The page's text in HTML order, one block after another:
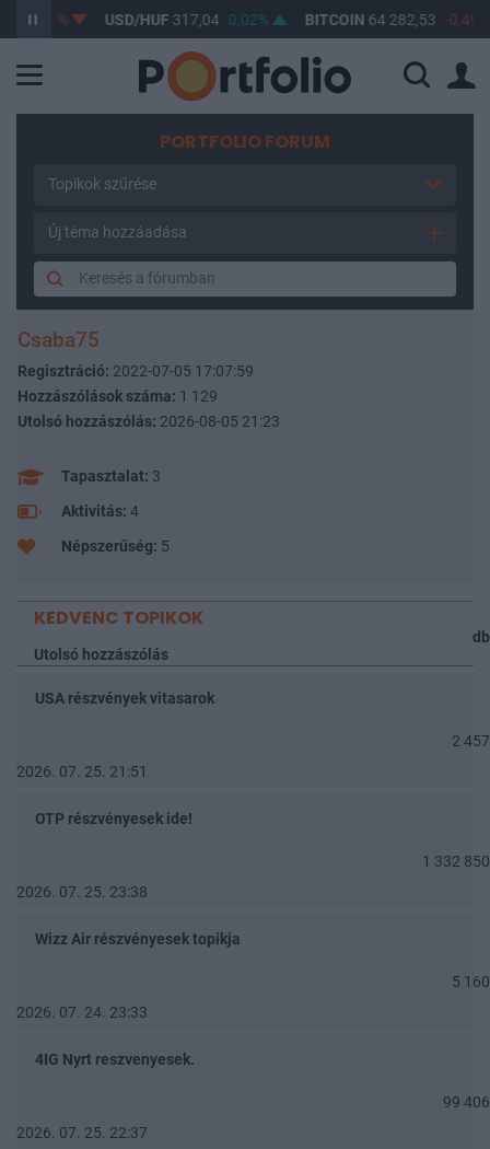
-0,04% USD/HUF 317,04 0,02% BITCOIN 64 282,53 -0,49%
PORTFOLIO FORUM
Topikok szűrése
Új téma hozzáadása
Csaba75
Regisztráció: 2022-07-05 17:07:59
Hozzászólások száma: 1 129
Utolsó hozzászólás: 2026-08-05 21:23
Tapasztalat: 3
Aktivitás: 4
Népszerűség: 5
KEDVENC TOPIKOK
db
Utolsó hozzászólás
USA részvények vitasarok
2 457
2026. 07. 25. 21:51
OTP részvényesek ide!
1 332 850
2026. 07. 25. 23:38
Wizz Air részvényesek topikja
5 160
2026. 07. 24. 23:33
4IG Nyrt reszvenyesek.
99 406
2026. 07. 25. 22:37